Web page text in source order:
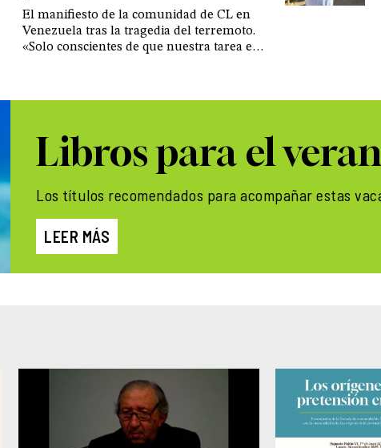
El manifiesto de la comunidad de CL en
Venezuela tras la tragedia del terremoto.
«Solo conscientes de que nuestra tarea es
Libros para el
Los títulos recomendados para acompañar estas
LEER MÁS